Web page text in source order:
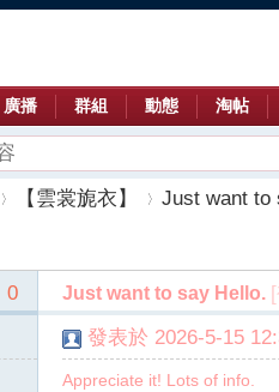
廣播 群組 動態 淘帖
【雲裳旎衣】
›
Just want to
0 Just want to say Hello.
發表於 2026-5-15
Appreciate it! Lots of info.